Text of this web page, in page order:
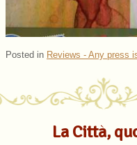
Posted in Reviews - Any press
La Città,